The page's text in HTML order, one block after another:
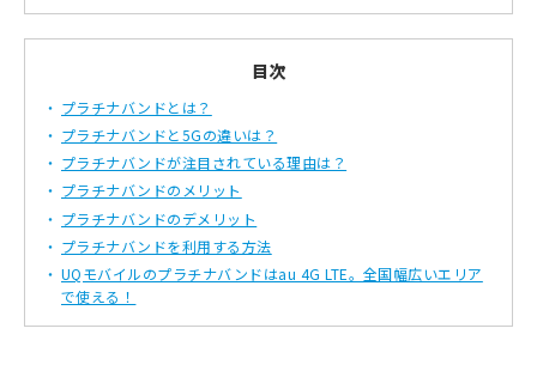
目次
プラチナバンドとは？
プラチナバンドと5Gの違いは？
プラチナバンドが注目されている理由は？
プラチナバンドのメリット
プラチナバンドのデメリット
プラチナバンドを利用する方法
UQモバイルのプラチナバンドはau 4G LTE。全国幅広いエリア
で使える！